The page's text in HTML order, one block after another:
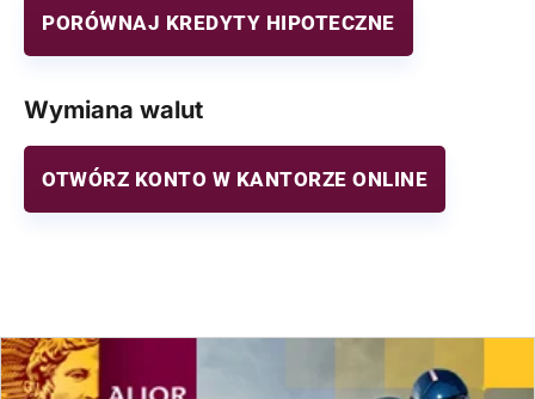
PORÓWNAJ KREDYTY HIPOTECZNE
Wymiana walut
OTWÓRZ KONTO W KANTORZE ONLINE